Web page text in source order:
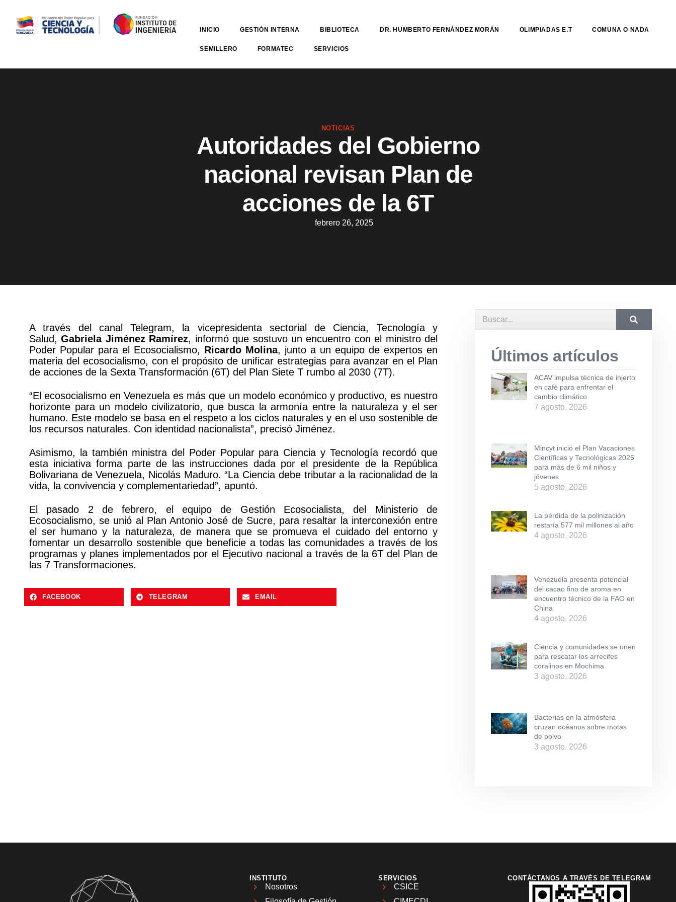
INICIO GESTIÓN INTERNA BIBLIOTECA DR. HUMBERTO FERNÁNDEZ MORÁN OLIMPIADAS E.T COMUNA O NADA
SEMILLERO FORMATEC SERVICIOS
NOTICIAS
Autoridades del Gobierno
nacional revisan Plan de
acciones de la 6T
febrero 26, 2025
A través del canal Telegram, la vicepresidenta sectorial de Ciencia, Tecnología y
Salud,Gabriela Jiménez Ramírez, informó que sostuvo un encuentro con el ministro del
Poder Popular para el Ecosocialismo, Ricardo Molina, junto a un equipo de expertos en
materia del ecosocialismo, con el propósito de unificar estrategias para avanzar en el Plan
de acciones de la Sexta Transformación (6T) del Plan Siete T rumbo al 2030 (7T).
“El ecosocialismo en Venezuela es más que un modelo económico y productivo, es nuestro
horizonte para un modelo civilizatorio, que busca la armonía entre la naturaleza y el ser
humano. Este modelo se basa en el respeto a los ciclos naturales y en el uso sostenible de
los recursos naturales. Con identidad nacionalista”, precisó Jiménez.
Asimismo, la también ministra del Poder Popular para Ciencia y Tecnología recordó que
esta iniciativa forma parte de las instrucciones dada por el presidente de la República
Bolivariana de Venezuela, Nicolás Maduro. “La Ciencia debe tributar a la racionalidad de la
vida, la convivencia y complementariedad”, apuntó.
El pasado 2 de febrero, el equipo de Gestión Ecosocialista, del Ministerio de
Ecosocialismo, se unió al Plan Antonio José de Sucre, para resaltar la interconexión entre
el ser humano y la naturaleza, de manera que se promueva el cuidado del entorno y
fomentar un desarrollo sostenible que beneficie a todas las comunidades a través de los
programas y planes implementados por el Ejecutivo nacional a través de la 6T del Plan de
las 7 Transformaciones.
FACEBOOK TELEGRAM EMAIL
Últimos artículos
ACAV impulsa técnica de injerto
en café para enfrentar el
cambio climático
7 agosto, 2026
Mincyt inició el Plan Vacaciones
Científicas y Tecnológicas 2026
para más de 6 mil niños y
jóvenes
5 agosto, 2026
La pérdida de la polinización
restaría 577 mil millones al año
4 agosto, 2026
Venezuela presenta potencial
del cacao fino de aroma en
encuentro técnico de la FAO en
China
4 agosto, 2026
Ciencia y comunidades se unen
para rescatar los arrecifes
coralinos en Mochima
3 agosto, 2026
Bacterias en la atmósfera
cruzan océanos sobre motas
de polvo
3 agosto, 2026
INSTITUTO
Nosotros
SERVICIOS
CSICE
CONTÁCTANOS A TRAVÉS DE TELEGRAM